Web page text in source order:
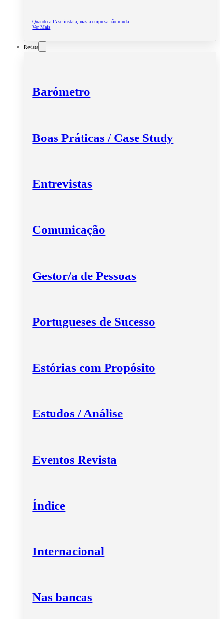
Quando a IA se instala, mas a empresa não muda
Ver Mais
Revista
Barómetro
Boas Práticas / Case Study
Entrevistas
Comunicação
Gestor/a de Pessoas
Portugueses de Sucesso
Estórias com Propósito
Estudos / Análise
Eventos Revista
Índice
Internacional
Nas bancas